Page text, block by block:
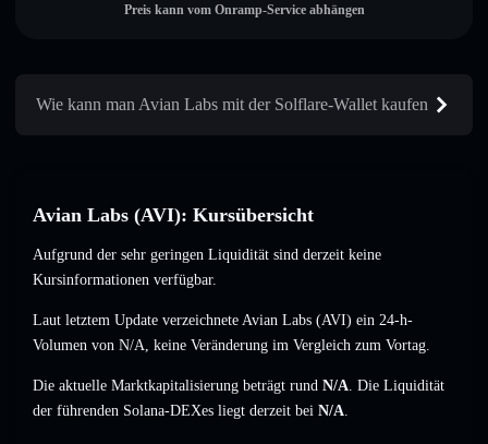
Preis kann vom Onramp-Service abhängen
Wie kann man Avian Labs mit der Solflare-Wallet kaufen
Avian Labs (AVI): Kursübersicht
Aufgrund der sehr geringen Liquidität sind derzeit keine
Kursinformationen verfügbar.
Laut letztem Update verzeichnete Avian Labs (AVI) ein 24-h-
Volumen von N/A, keine Veränderung im Vergleich zum Vortag.
Die aktuelle Marktkapitalisierung beträgt rund N/A. Die Liquidität
der führenden Solana-DEXes liegt derzeit bei N/A.